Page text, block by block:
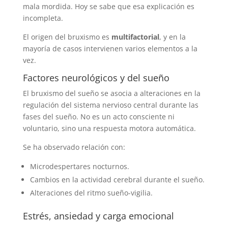
mala mordida. Hoy se sabe que esa explicación es
incompleta.
El origen del bruxismo es multifactorial, y en la
mayoría de casos intervienen varios elementos a la
vez.
Factores neurológicos y del sueño
El bruxismo del sueño se asocia a alteraciones en la
regulación del sistema nervioso central durante las
fases del sueño. No es un acto consciente ni
voluntario, sino una respuesta motora automática.
Se ha observado relación con:
Microdespertares nocturnos.
Cambios en la actividad cerebral durante el sueño.
Alteraciones del ritmo sueño-vigilia.
Estrés, ansiedad y carga emocional